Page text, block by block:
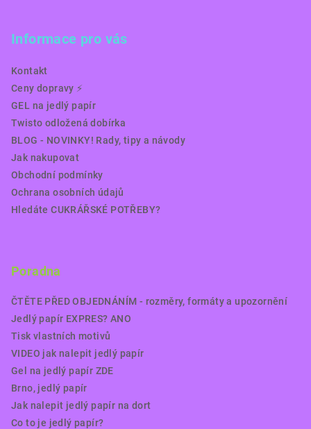
Informace pro vás
Kontakt
Ceny dopravy ⚡️
GEL na jedlý papír
Twisto odložená dobírka
BLOG - NOVINKY! Rady, tipy a návody
Jak nakupovat
Obchodní podmínky
Ochrana osobních údajů
Hledáte CUKRÁŘSKÉ POTŘEBY?
Poradna
ČTĚTE PŘED OBJEDNÁNÍM - rozměry, formáty a upozornění
Jedlý papír EXPRES? ANO
Tisk vlastních motivů
VIDEO jak nalepit jedlý papír
Gel na jedlý papír ZDE
Brno, jedlý papír
Jak nalepit jedlý papír na dort
Co to je jedlý papír?